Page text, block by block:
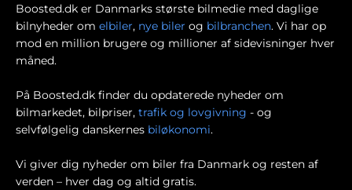
Boosted.dk er Danmarks største bilmedie med daglige
bilnyheder om elbiler, nye biler og bilbranchen. Vi har op
mod en million brugere og millioner af sidevisninger hver
måned.
På Boosted.dk finder du opdaterede nyheder om
bilmarkedet, bilpriser, trafik og lovgivning - og
selvfølgelig danskernes biløkonomi.
Vi giver dig nyheder om biler fra Danmark og resten af
verden – hver dag og altid gratis.